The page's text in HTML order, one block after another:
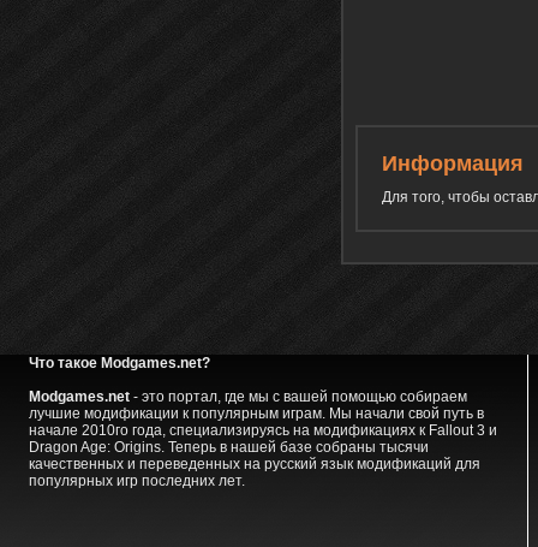
Информация
Для того, чтобы
Что такое Modgames.net?
Modgames.net- это портал, где мы с вашей помощью собираем
лучшие модификации к популярным играм. Мы начали свой путь в
начале 2010го года, специализируясь на модификациях к Fallout 3 и
Dragon Age: Origins. Теперь в нашей базе собраны тысячи
качественных и переведенных на русский язык модификаций для
популярных игр последних лет.